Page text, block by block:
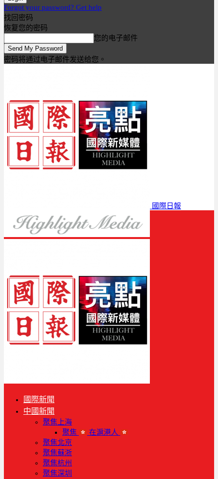
Forgot your password? Get help
找回密码
恢复您的密码
您的电子邮件
密码将通过电子邮件发送给您。
國際日報
國際新聞
中國新聞
聚焦上海
聚焦
在滬港人
聚焦北京
聚焦蘇浙
聚焦杭州
聚焦深圳